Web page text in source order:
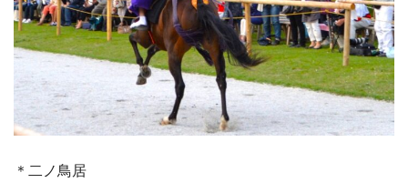
＊二ノ鳥居